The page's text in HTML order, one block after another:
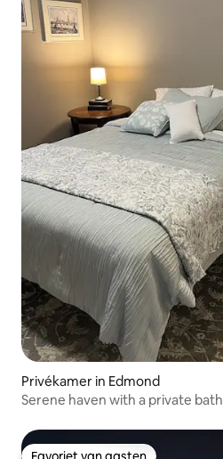
Privékamer in Edmond
Serene haven with a private bath